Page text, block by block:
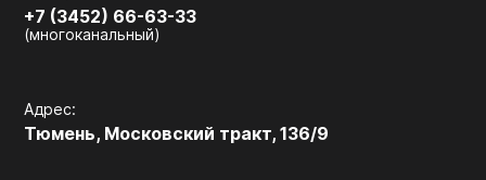
+7 (3452) 66-63-33
(многоканальный)
Адрес:
Тюмень, Московский тракт, 136/9